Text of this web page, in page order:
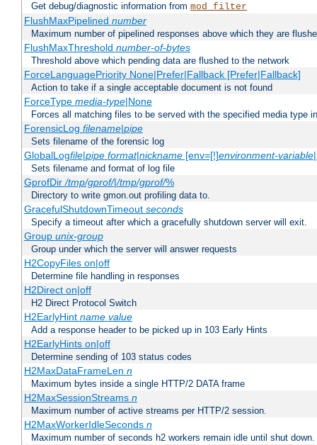
Get debug/diagnostic information from mod_filter
FlushMaxPipelined number
Maximum number of pipelined responses above which they are
FlushMaxThreshold number-of-bytes
Threshold above which pending data are flushed to the network
ForceLanguagePriority None|Prefer|Fallback [Prefer|Fallback]
Action to take if a single acceptable document is not found
ForceType media-type|None
Forces all matching files to be served with the specified media type
ForensicLog filename|pipe
Sets filename of the forensic log
GlobalLogfile|pipe format|nickname[env=[!]environment-variable
Sets filename and format of log file
GprofDir/tmp/gprof/|/tmp/gprof/%
Directory to write gmon.out profiling data to.
GracefulShutdownTimeout seconds
Specify a timeout after which a gracefully shutdown server will exit.
Group unix-group
Group under which the server will answer requests
H2CopyFiles on|off
Determine file handling in responses
H2Direct on|off
H2 Direct Protocol Switch
H2EarlyHint name value
Add a response header to be picked up in 103 Early Hints
H2EarlyHints on|off
Determine sending of 103 status codes
H2MaxDataFrameLen n
Maximum bytes inside a single HTTP/2 DATA frame
H2MaxSessionStreams n
Maximum number of active streams per HTTP/2 session.
H2MaxWorkerIdleSeconds n
Maximum number of seconds h2 workers remain idle until shut down.